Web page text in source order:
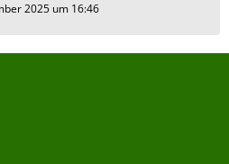
2025 um 16:46